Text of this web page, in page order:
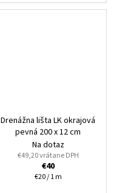
Drenážna lišta LK okrajová
pevná 200 x 12 cm
Na dotaz
€49,20 vrátane DPH
€40
Jednotková
€20 / 1 m